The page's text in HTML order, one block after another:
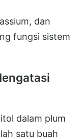
dan
fungsi sistem
dalam plum
satu buah